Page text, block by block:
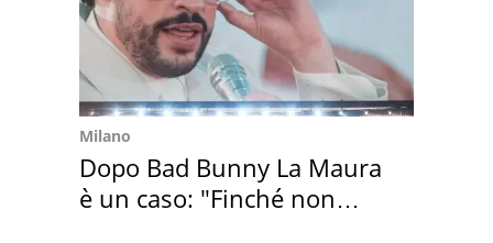
Milano
Dopo Bad Bunny La Maura
è un caso: "Finché non